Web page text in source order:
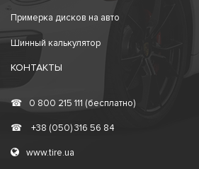
Примерка дисков на авто
Шинный калькулятор
КОНТАКТЫ
☎ 0 800 215 111 (бесплатно)
☎ +38 (050) 316 56 84
www.tire.ua